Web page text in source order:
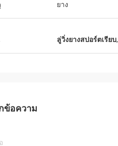
ยาง
ลู่วิ่งยางสปอร์ตเรียบ,
ข้อความ